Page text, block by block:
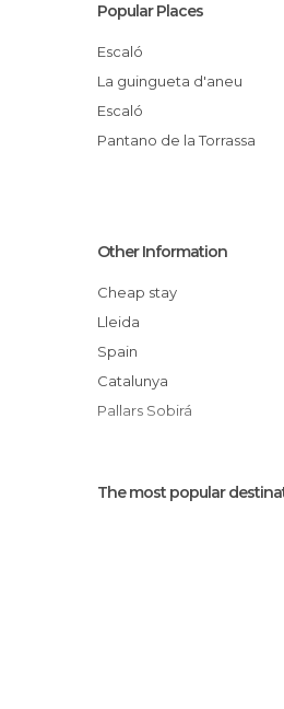
Popular Places
Escaló
La guingueta d'aneu
Escaló
Pantano de la Torrassa
Other Information
Cheap stay
Lleida
Spain
Catalunya
Pallars Sobirá
The most popular